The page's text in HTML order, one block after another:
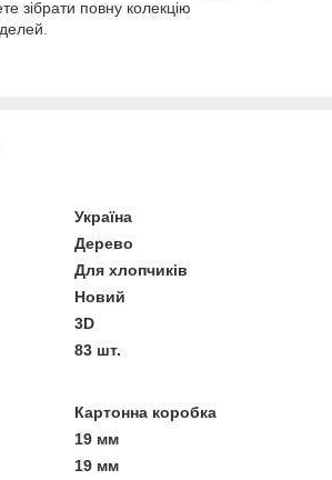
зібрати повну колекцію
Україна
Дерево
Для хлопчиків
Новий
3D
83 шт.
Картонна коробка
19 мм
19 мм